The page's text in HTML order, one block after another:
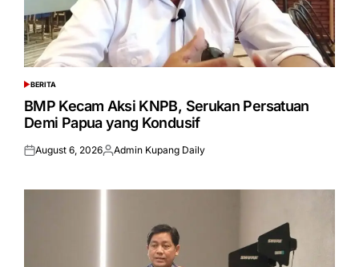
POSTED
IN
BERITA
BMP Kecam Aksi KNPB, Serukan Persatuan
Demi Papua yang Kondusif
Posted
August 6, 2026Posted
Admin Kupang Daily